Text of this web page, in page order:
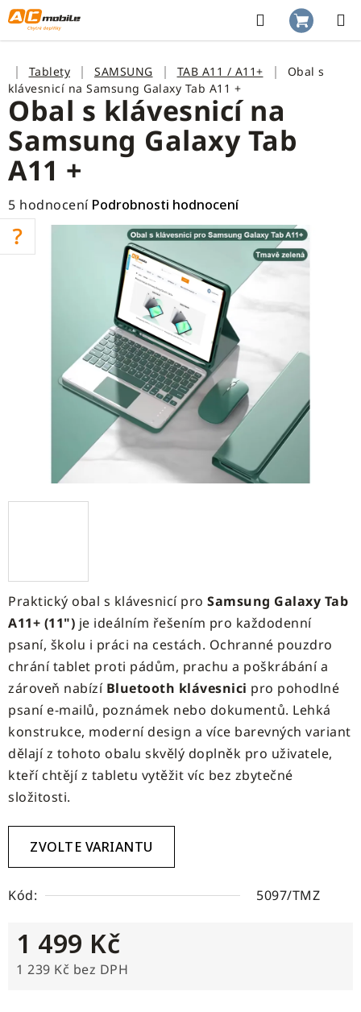
Přejít
na
obsah
Hledat
KOŠÍK
DomůTablety SAMSUNG TAB A11 / A11+
Obal s
klávesnicí na Samsung Galaxy Tab A11 +
Praktický obal s klávesnicí pro Samsung Galaxy Tab
A11+ (11") je ideálním řešením pro každodenní
psaní, školu i práci na cestách. Ochranné pouzdro
chrání tablet proti pádům, prachu a poškrábání a
zároveň nabízí Bluetooth klávesnici pro pohodlné
psaní e-mailů, poznámek nebo dokumentů. Lehká
konstrukce, moderní design a více barevných variant
dělají z tohoto obalu skvělý doplněk pro uživatele,
kteří chtějí z tabletu vytěžit víc bez zbytečné
složitosti.
ZVOLTE VARIANTU
Kód: 5097/TMZ
1 499 Kč
1 239 Kč bez DPH
Obal s klávesnicí na
Samsung Galaxy Tab
A11 +
Průměrné
hodnocení
produktu
5 hodnocení Podrobnosti hodnocení